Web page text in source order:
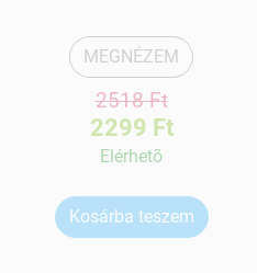
MEGNÉZEM
2518 Ft
2299 Ft
Elérhetõ
Kosárba teszem